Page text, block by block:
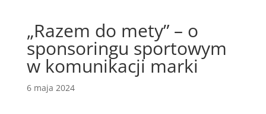
„Razem do mety” – o
sponsoringu sportowym
w komunikacji marki
6 maja 2024